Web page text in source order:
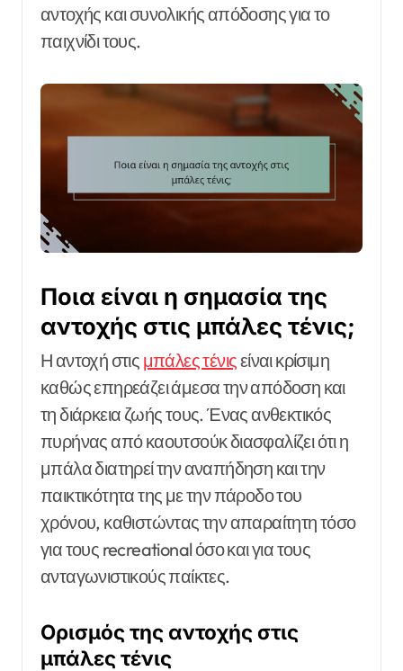
αντοχής και συνολικής απόδοσης για το
παιχνίδι τους.
Ποια είναι η σημασία της
αντοχής στις μπάλες τένις;
Η αντοχή στις μπάλες τένιςείναι κρίσιμη
καθώς επηρεάζει άμεσα την απόδοση και
τη διάρκεια ζωής τους. Ένας ανθεκτικός
πυρήνας από καουτσούκ διασφαλίζει ότι η
μπάλα διατηρεί την αναπήδηση και την
παικτικότητα της με την πάροδο του
χρόνου, καθιστώντας την απαραίτητη τόσο
για τους recreational όσο και για τους
ανταγωνιστικούς παίκτες.
Ορισμός της αντοχής στις
μπάλες τένις